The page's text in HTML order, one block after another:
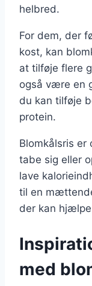
helbred.
For dem, der
kost, kan
at tilføje flere
også være en
du kan tilføje
protein.
Blomkålsris er
tabe sig eller
lave
til en
der kan
med